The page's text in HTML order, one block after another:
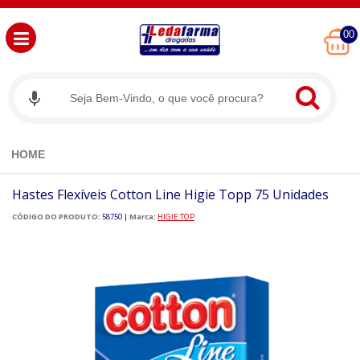
00
HOME
Hastes Flexíveis Cotton Line Higie Topp 75 Unidades
CÓDIGO DO PRODUTO: 58750 | Marca: HIGIE TOP